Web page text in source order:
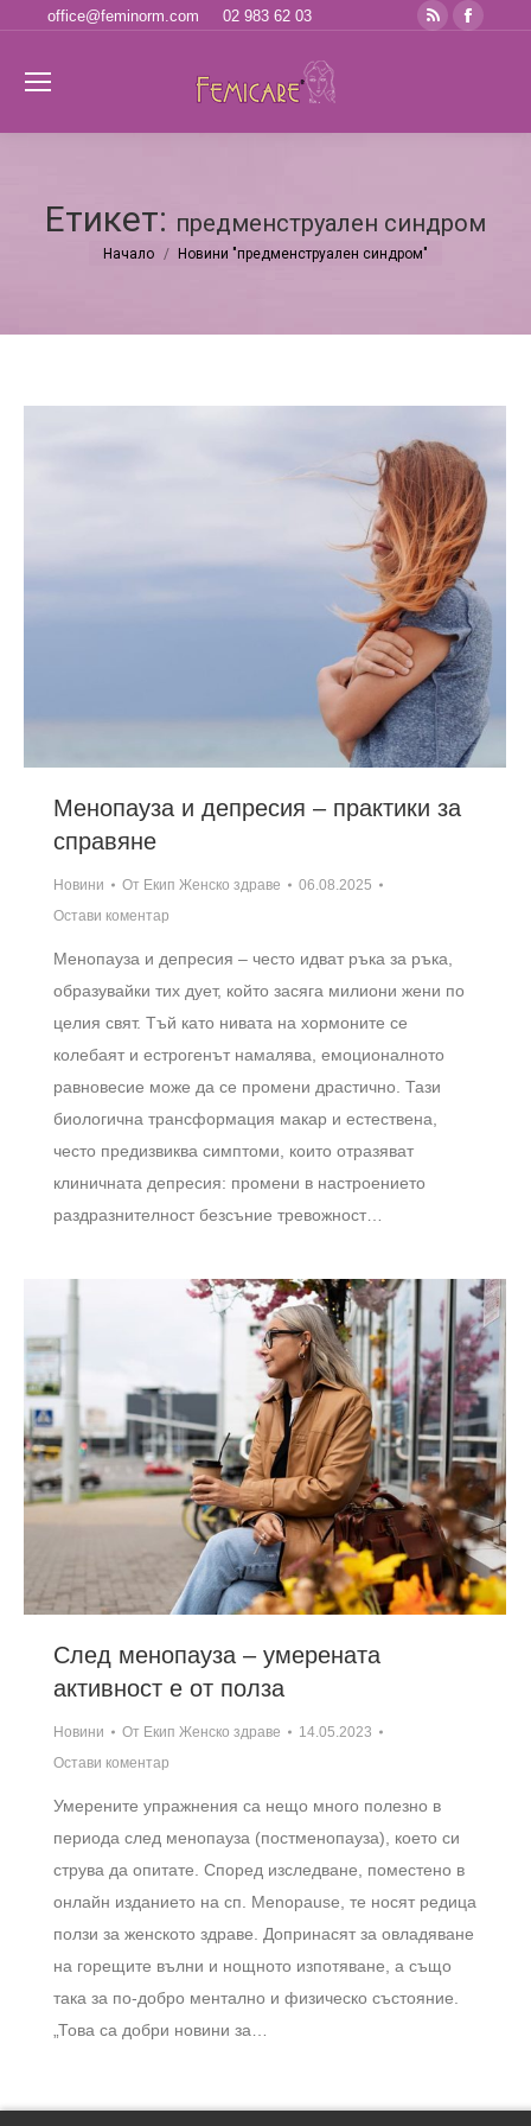
office@feminorm.com 02 983 62 03
Rss
new new
Етикет: предменструален синдром
You are here:
Начало Новини "предменструален синдром"
Менопауза и депресия – практики за
справяне
Новини От Екип Женско здраве
06.08.2025
Остави коментар
Менопауза и депресия – често идват ръка за ръка,
образувайки тих дует, който засяга милиони жени по
целия свят. Тъй като нивата на хормоните се
колебаят и естрогенът намалява, емоционалното
равновесие може да се промени драстично. Тази
биологична трансформация макар и естествена,
често предизвиква симптоми, които отразяват
клиничната депресия: промени в настроението
раздразнителност безсъние тревожност…
След менопауза – умерената
активност е от полза
Новини От Екип Женско здраве
14.05.2023
Остави коментар
Умерените упражнения са нещо много полезно в
периода след менопауза (постменопауза), което си
струва да опитате. Според изследване, поместено в
онлайн изданието на сп. Menopause, те носят редица
ползи за женското здраве. Допринасят за овладяване
на горещите вълни и нощното изпотяване, а също
така за по-добро ментално и физическо състояние.
„Това са добри новини за…